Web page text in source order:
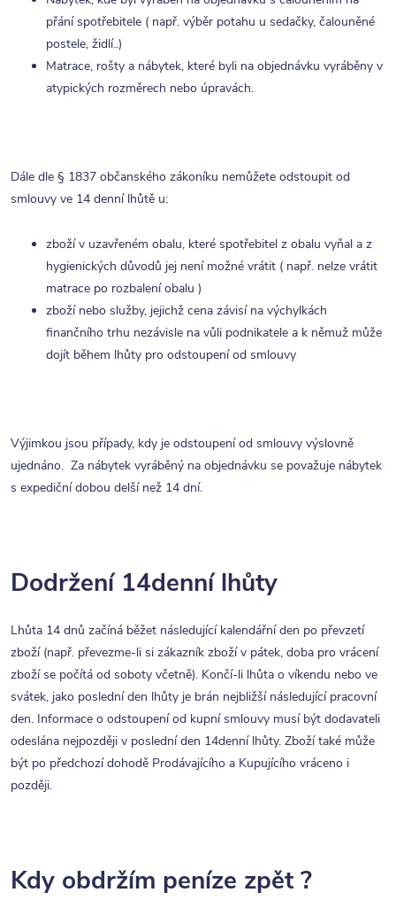
přání spotřebitele ( např. výběr potahu u sedačky, čalouněné
postele, židlí..)
Matrace, rošty a nábytek, které byli na objednávku vyráběny v
atypických rozměrech nebo úpravách.
Dále dle § 1837 občanského zákoníku nemůžete odstoupit od
smlouvy ve 14 denní lhůtě u:
zboží v uzavřeném obalu, které spotřebitel z obalu vyňal a z
hygienických důvodů jej není možné vrátit ( např. nelze vrátit
matrace po rozbalení obalu )
zboží nebo služby, jejichž cena závisí na výchylkách
finančního trhu nezávisle na vůli podnikatele a k němuž může
dojít během lhůty pro odstoupení od smlouvy
Výjimkou jsou případy, kdy je odstoupení od smlouvy výslovně
ujednáno. Za nábytek vyráběný na objednávku se považuje nábytek
s expediční dobou delší než 14 dní.
Dodržení 14denní lhůty
Lhůta 14 dnů začíná běžet následující kalendářní den po převzetí
zboží (např. převezme-li si zákazník zboží v pátek, doba pro vrácení
zboží se počítá od soboty včetně). Končí-li lhůta o víkendu nebo ve
svátek, jako poslední den lhůty je brán nejbližší následující pracovní
den. Informace o odstoupení od kupní smlouvy musí být dodavateli
odeslána nejpozději v poslední den 14denní lhůty. Zboží také může
být po předchozí dohodě Prodávajícího a Kupujícího vráceno i
později.
Kdy obdržím peníze zpět ?